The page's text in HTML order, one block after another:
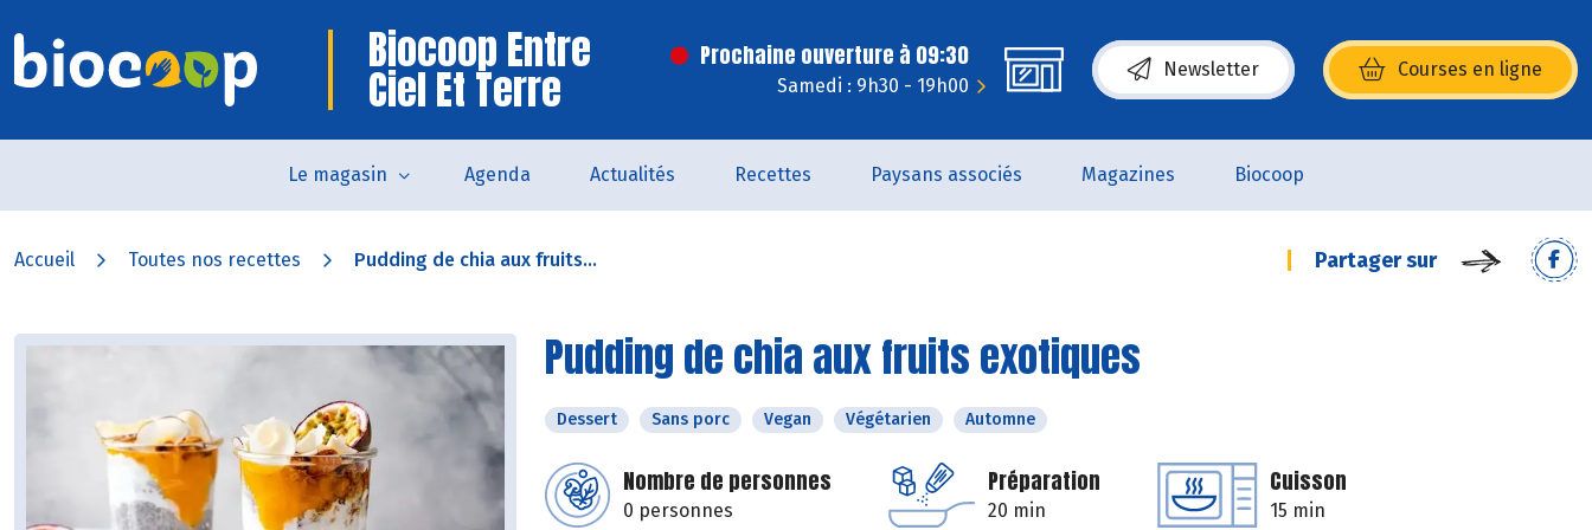
Biocoop Entre
Ciel Et Terre
Prochaine ouverture à 09:30
Samedi : 9h30 - 19h00
Newsletter Courses en ligne
(s’ouvre dans une nouvelle fenêtre)
Le magasin Agenda Actualités Recettes Paysans associés Magazines Biocoop
Accueil Toutes nos recettes Pudding de chia aux fruits... Partager sur
Pudding de chia aux fruits exotiques
Dessert Sans porc Vegan Végétarien Automne
Nombre de personnes
0 personnes
Préparation
20 min
Cuisson
15 min